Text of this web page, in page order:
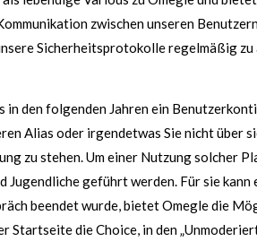
zwischen unseren
Sicherheitsprotokolle regelmäßig
in den folgenden Jahren ein
Alias ​​oder irgendetwas Sie nicht über
zu stehen. Um einer Nutzung solcher
geführt werden. Für sie
beendet wurde, bietet Omegle die
die Choice, in den